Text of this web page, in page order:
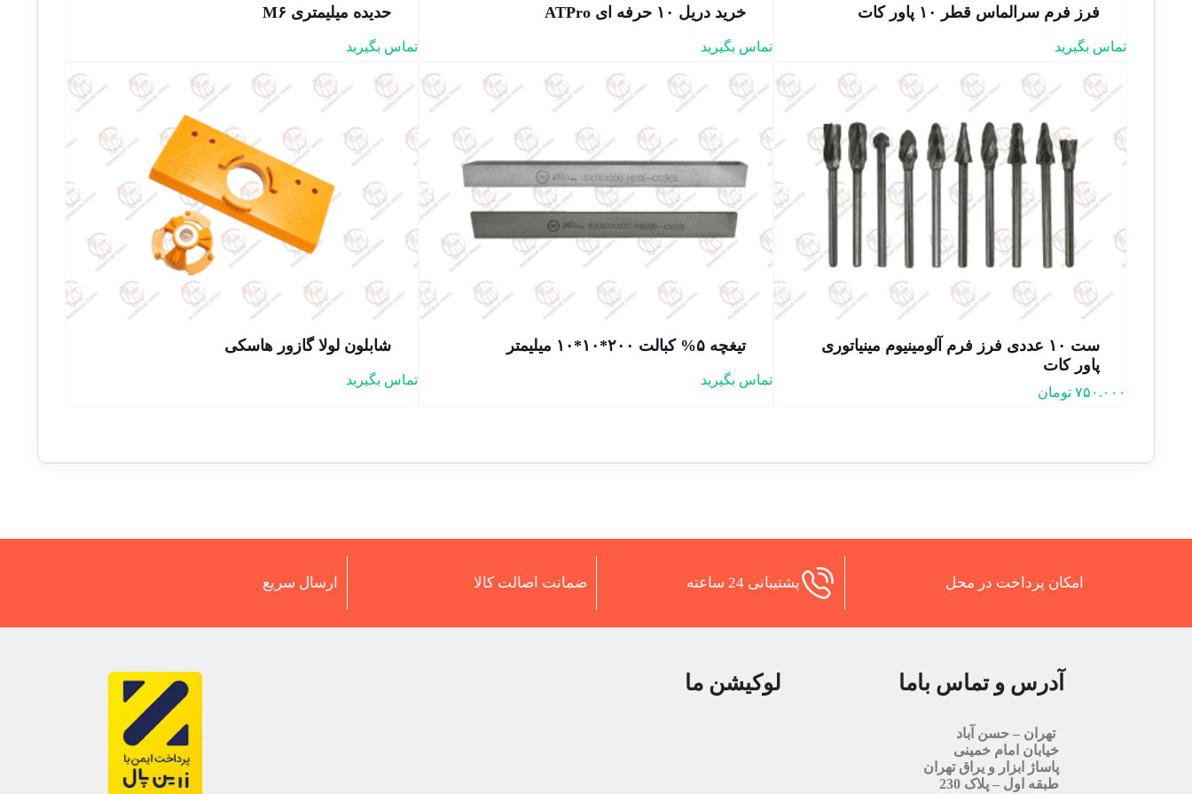
فرز فرم سرالماس قطر ۱۰ پاور کات
تماس بگیرید
خرید دریل ۱۰ حرفه ای ATPro
تماس بگیرید
حدیده میلیمتری M۶
تماس بگیرید
ست ۱۰ عددی فرز فرم آلومینیوم مینیاتوری
پاور کات
۷۵۰.۰۰۰ تومان
تیغچه ۵% کبالت ۲۰۰*۱۰*۱۰ میلیمتر
تماس بگیرید
شابلون لولا گازور هاسکی
تماس بگیرید
امکان پرداخت در محل پشتیبانی 24 ساعته ضمانت اصالت کالا ارسال سریع
آدرس و تماس باما
تهران – حسن آباد
خیابان امام خمینی
پاساژ ابزار و یراق تهران
طبقه اول – پلاک 230
لوکیشن ما